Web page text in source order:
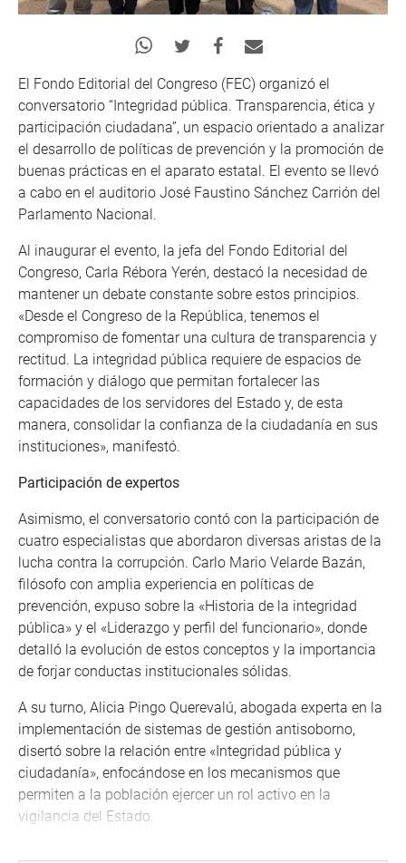
El Fondo Editorial del Congreso (FEC) organizó el
conversatorio “Integridad pública. Transparencia, ética y
participación ciudadana”, un espacio orientado a analizar
el desarrollo de políticas de prevención y la promoción de
buenas prácticas en el aparato estatal. El evento se llevó
a cabo en el auditorio José Faustino Sánchez Carrión del
Parlamento Nacional.
Al inaugurar el evento, la jefa del Fondo Editorial del
Congreso, Carla Rébora Yerén, destacó la necesidad de
mantener un debate constante sobre estos principios.
«Desde el Congreso de la República, tenemos el
compromiso de fomentar una cultura de transparencia y
rectitud. La integridad pública requiere de espacios de
formación y diálogo que permitan fortalecer las
capacidades de los servidores del Estado y, de esta
manera, consolidar la confianza de la ciudadanía en sus
instituciones», manifestó.
Participación de expertos
Asimismo, el conversatorio contó con la participación de
cuatro especialistas que abordaron diversas aristas de la
lucha contra la corrupción. Carlo Mario Velarde Bazán,
filósofo con amplia experiencia en políticas de
prevención, expuso sobre la «Historia de la integridad
pública» y el «Liderazgo y perfil del funcionario», donde
detalló la evolución de estos conceptos y la importancia
de forjar conductas institucionales sólidas.
A su turno, Alicia Pingo Querevalú, abogada experta en la
implementación de sistemas de gestión antisoborno,
disertó sobre la relación entre «Integridad pública y
ciudadanía», enfocándose en los mecanismos que
permiten a la población ejercer un rol activo en la
vigilancia del Estado.